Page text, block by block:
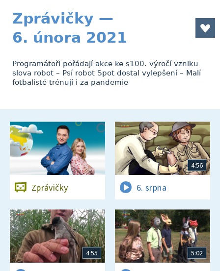
Zprávičky —
6. února 2021
Programátoři pořádají akce ke s100. výročí vzniku
slova robot – Psí robot Spot dostal vylepšení – Malí
fotbalisté trénují i za pandemie
Zprávičky
4:56
6. srpna
4:55 5:02